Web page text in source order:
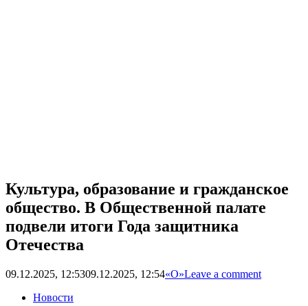
Культура, образование и гражданское
общество. В Общественной палате
подвели итоги Года защитника
Отечества
09.12.2025, 12:5309.12.2025, 12:54«О»Leave a comment
Новости